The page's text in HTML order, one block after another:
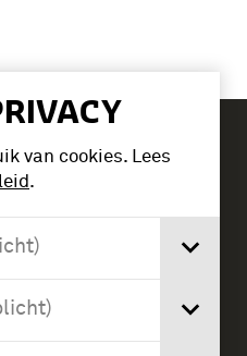
van cookies. Lees
.
1